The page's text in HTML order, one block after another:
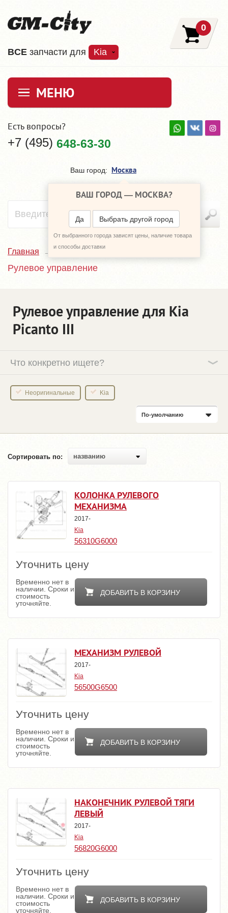
ВCE запчасти для Kia
0
МЕНЮ
Есть вопросы?
+7 (495) 648-63-30
Ваш город: Москва
ВАШ ГОРОД — МОСКВА?
Да Выбрать другой город
От выбранного города зависят цены, наличие товара
и способы доставки
Главная Каталог
Рулевое управление
Рулевое управление для Kia
Picanto III
Что конкретно ищете?
Неоригинальные Kia
По-умолчанию
Сортировать по: названию
КОЛОНКА РУЛЕВОГО
МЕХАНИЗМА
2017-
Kia
56310G6000
Уточнить цену
ДОБАВИТЬ В КОРЗИНУ
Временно нет в
наличии. Сроки и
стоимость
уточняйте.
МЕХАНИЗМ РУЛЕВОЙ
2017-
Kia
56500G6500
Уточнить цену
ДОБАВИТЬ В КОРЗИНУ
Временно нет в
наличии. Сроки и
стоимость
уточняйте.
НАКОНЕЧНИК РУЛЕВОЙ ТЯГИ
ЛЕВЫЙ
2017-
Kia
56820G6000
Уточнить цену
ДОБАВИТЬ В КОРЗИНУ
Временно нет в
наличии. Сроки и
стоимость
уточняйте.